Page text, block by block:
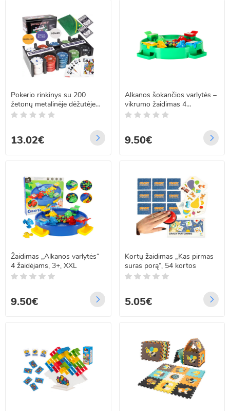
Pokerio rinkinys su 200
žetonų metalinėje dėžutėje
TEXAS 23539
13.02€
Alkanos šokančios varlytės –
vikrumo žaidimas 4
žaidėjams 3+ XXL
9.50€
Žaidimas „Alkanos varlytės“
4 žaidėjams, 3+, XXL
9.50€
Kortų žaidimas „Kas pirmas
suras porą“, 54 kortos
5.05€